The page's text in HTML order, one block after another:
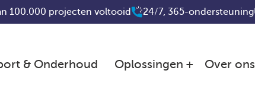
100.000 projecten voltooid 24/7, 365-ondersteuning
& Onderhoud Oplossingen Over ons